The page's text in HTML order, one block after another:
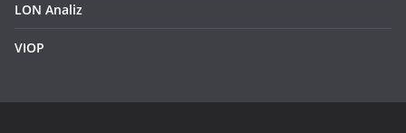
LON Analiz
VIOP